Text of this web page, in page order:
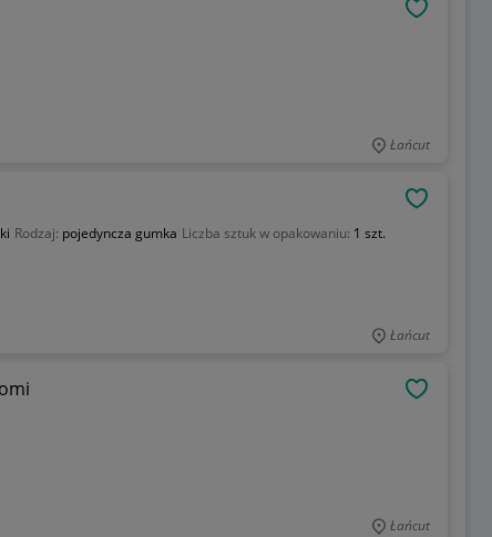
Łańcut
Rodzaj: pojedyncza gumka Liczba sztuk w opakowaniu: 1 szt.
Łańcut
Łańcut